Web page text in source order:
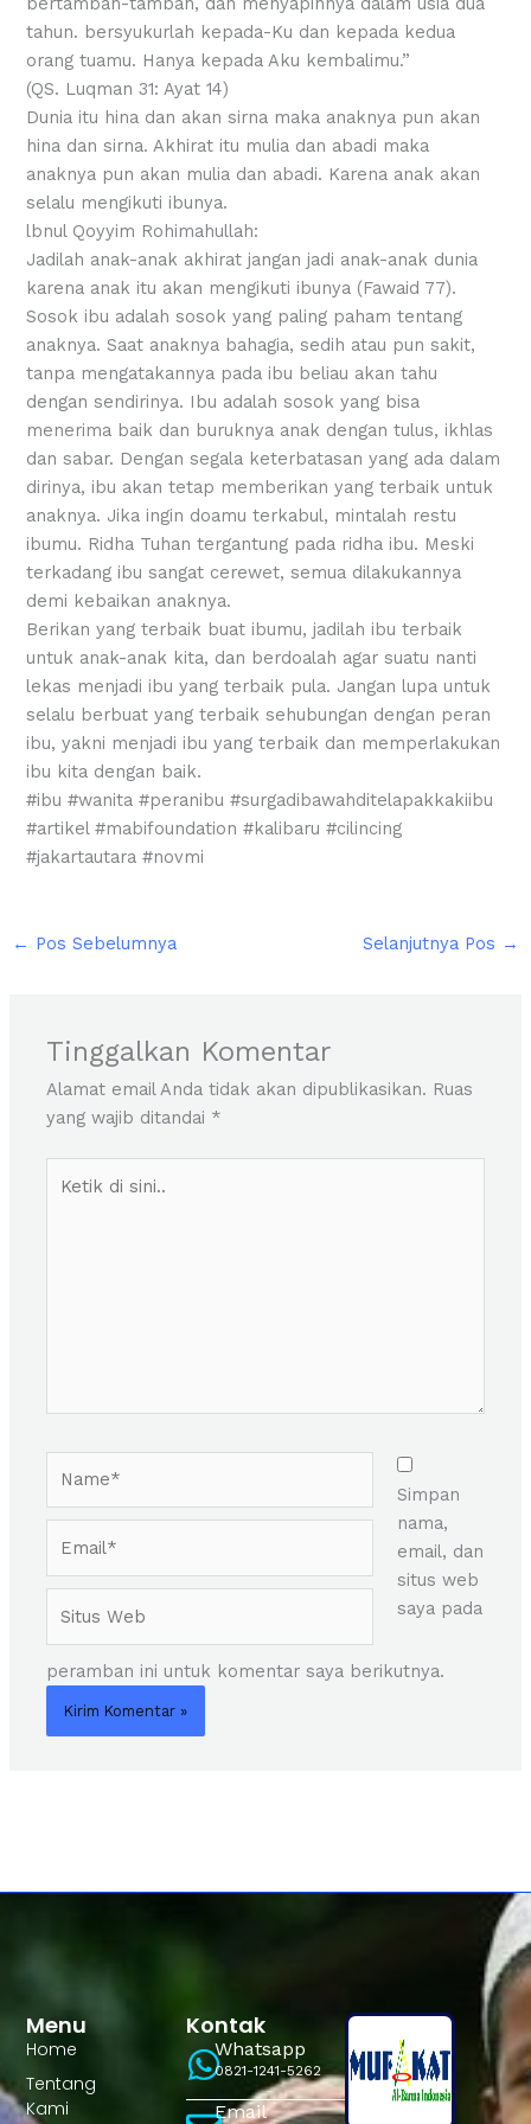
tahun. bersyukurlah kepada-Ku dan kepada kedua
orang tuamu. Hanya kepada Aku kembalimu.”
(QS. Luqman 31: Ayat 14)
Dunia itu hina dan akan sirna maka anaknya pun akan
hina dan sirna. Akhirat itu mulia dan abadi maka
anaknya pun akan mulia dan abadi. Karena anak akan
selalu mengikuti ibunya.
lbnul Qoyyim Rohimahullah:
Jadilah anak-anak akhirat jangan jadi anak-anak dunia
karena anak itu akan mengikuti ibunya (Fawaid 77).
Sosok ibu adalah sosok yang paling paham tentang
anaknya. Saat anaknya bahagia, sedih atau pun sakit,
tanpa mengatakannya pada ibu beliau akan tahu
dengan sendirinya. Ibu adalah sosok yang bisa
menerima baik dan buruknya anak dengan tulus, ikhlas
dan sabar. Dengan segala keterbatasan yang ada dalam
dirinya, ibu akan tetap memberikan yang terbaik untuk
anaknya. Jika ingin doamu terkabul, mintalah restu
ibumu. Ridha Tuhan tergantung pada ridha ibu. Meski
terkadang ibu sangat cerewet, semua dilakukannya
demi kebaikan anaknya.
Berikan yang terbaik buat ibumu, jadilah ibu terbaik
untuk anak-anak kita, dan berdoalah agar suatu nanti
lekas menjadi ibu yang terbaik pula. Jangan lupa untuk
selalu berbuat yang terbaik sehubungan dengan peran
ibu, yakni menjadi ibu yang terbaik dan memperlakukan
ibu kita dengan baik.
#ibu #wanita #peranibu #surgadibawahditelapakkakiibu
#artikel #mabifoundation #kalibaru #cilincing
#jakartautara #novmi
← Pos Sebelumnya Selanjutnya Pos →
Tinggalkan Komentar
Alamat email Anda tidak akan dipublikasikan. Ruas
yang wajib ditandai *
Web
Simpan
nama,
email, dan
situs web
saya pada
peramban ini untuk komentar saya berikutnya.
Menu
Home
Tentang
Kami
Kontak
Whatsapp
0821-1241-5262
Email